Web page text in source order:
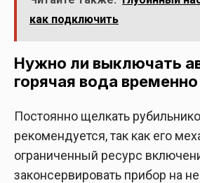
как подключить
Нужно ли выключать
горячая вода
Постоянно щелкать
рекомендуется, так как его
ограниченный ресурс
законсервировать прибор на